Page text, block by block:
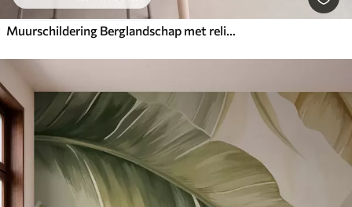
Muurschildering Berglandschap met reliëf